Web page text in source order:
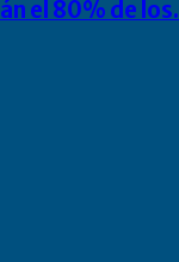
el 80% de